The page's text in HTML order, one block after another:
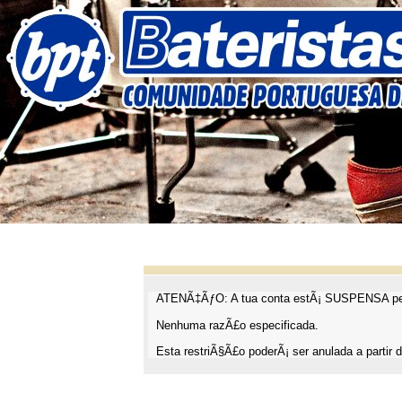
ATENÃ‡ÃƒO: A tua conta estÃ¡ SUSPENSA
Nenhuma razÃ£o especificada.
Esta restriÃ§Ã£o poderÃ¡ ser anulada a partir